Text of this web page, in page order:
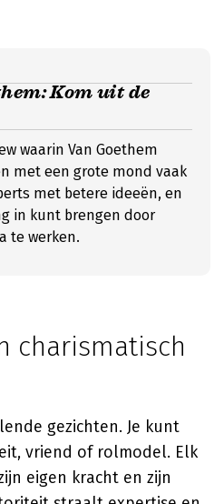
Kom uit de
waarin Van Goethem
met een grote mond vaak
met betere ideeën, en
in kunt brengen door
te werken.
charismatisch
gezichten. Je kunt
vriend of rolmodel. Elk
eigen kracht en zijn